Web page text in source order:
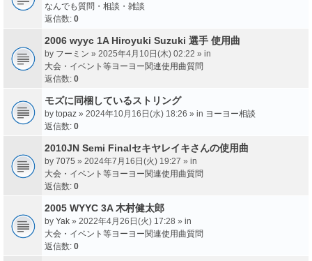
なんでも質問・相談・雑談
返信数: 0
2006 wyyc 1A Hiroyuki Suzuki 選手 使用曲
by フーミン » 2025年4月10日(木) 02:22 » in
大会・イベント等ヨーヨー関連使用曲質問
返信数: 0
モズに同梱しているストリング
by topaz » 2024年10月16日(水) 18:26 » in ヨーヨー相談
返信数: 0
2010JN Semi Finalセキヤレイキさんの使用曲
by 7075 » 2024年7月16日(火) 19:27 » in
大会・イベント等ヨーヨー関連使用曲質問
返信数: 0
2005 WYYC 3A 木村健太郎
by Yak » 2022年4月26日(火) 17:28 » in
大会・イベント等ヨーヨー関連使用曲質問
返信数: 0